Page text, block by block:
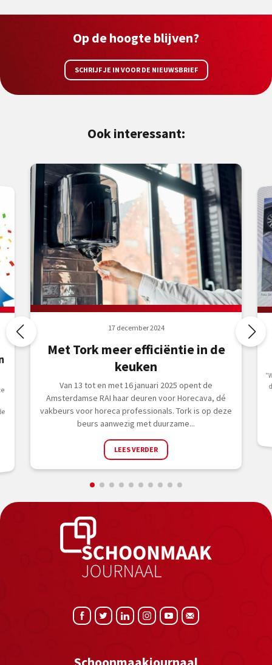
Op de hoogte blijven?
SCHRIJF JE IN VOOR DE NIEUWSBRIEF
Ook interessant:
17 december 2024
Met Tork meer efficiëntie in de
keuken
Van 13 tot en met 16 januari 2025 opent de
Amsterdamse RAI haar deuren voor Horecava, dé
vakbeurs voor horeca professionals. Tork is op deze
beurs aanwezig met duurzame...
LEES VERDER